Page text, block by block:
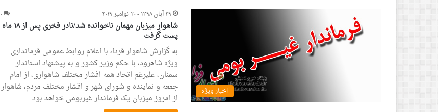
اخبار ویژه
۲۹ آبان ۱۳۹۸ - ۲۰ نوامبر ۲۰۱۹ ۰
شاهوار میزبان مهمان ناخوانده شد/نادر فخری پس از ۱۸ ماه
پست گرفت
به گزارش شاهوار فردا، با اعلام روابط عمومی فرمانداری
ویژه شاهرود، با حکم وزیر کشور و به پیشنهاد استاندار
سمنان، علیرغم اتحاد همه افشار مختلف شاهواری، از امام
جمعه و نماینده و شورای شهر و اقشار مختلف مردم، شاهوار
از امروز میزبان یک فرماندار غیربومی خواهد بود.